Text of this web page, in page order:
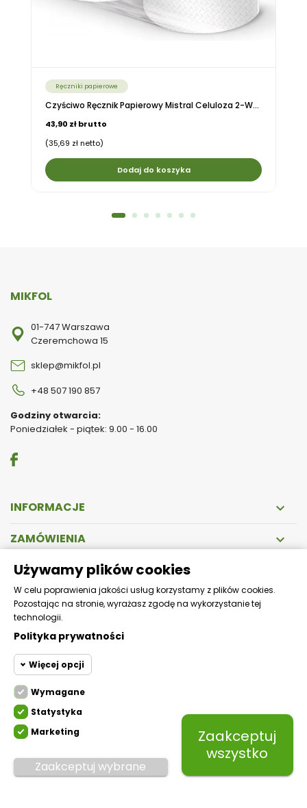
Ręczniki papierowe
Czyściwo Ręcznik Papierowy Mistral Celuloza 2-W...
43,90 zł brutto
(35,69 zł netto)
Dodaj do koszyka
MIKFOL
01-747 Warszawa
Czeremchowa 15
sklep@mikfol.pl
+48 507 190 857
Godziny otwarcia:
Poniedziałek - piątek: 9.00 - 16.00
INFORMACJE 
ZAMÓWIENIA 
Używamy plików cookies
W celu poprawienia jakości usług korzystamy z plików cookies.
Pozostając na stronie, wyrażasz zgodę na wykorzystanie tej
technologii.
Polityka prywatności
Więcej opcji
Wymagane pliki cookie oraz
cookie HttpOnly. Pliki cookie
wymagane do przeglądania
witryny i korzystania z jej
podstawowych funkcji. Te pliki
Cookie
Cookie
Wymagane
Statystyka
Marketing
Zaakceptuj wybrane
Zaakceptuj
wszystko
DOSTAWA
Zapewniamy szybką i bezpieczną wysyłkę!